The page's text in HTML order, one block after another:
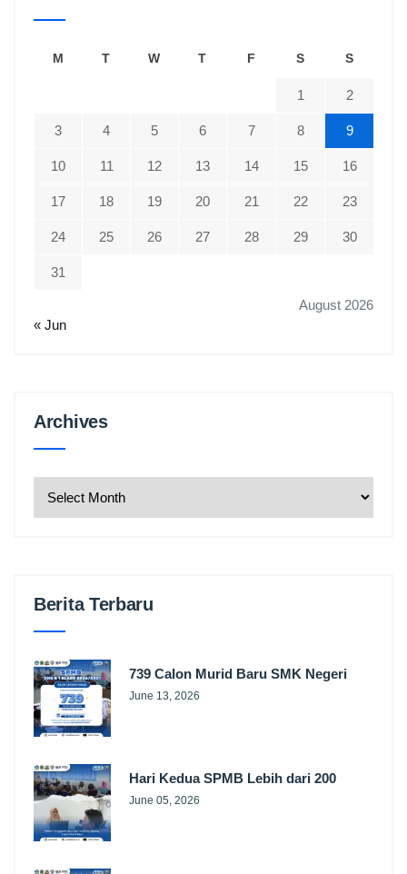
August 2026
M T W T F S S
1 2
3 4 5 6 7 8 9
10 11 12 13 14 15 16
17 18 19 20 21 22 23
24 25 26 27 28 29 30
31
« Jun
ArchivesArchives
Berita Terbaru
739 Calon Murid Baru SMK Negeri
June 13, 2026
Hari Kedua SPMB Lebih dari 200
June 05, 2026